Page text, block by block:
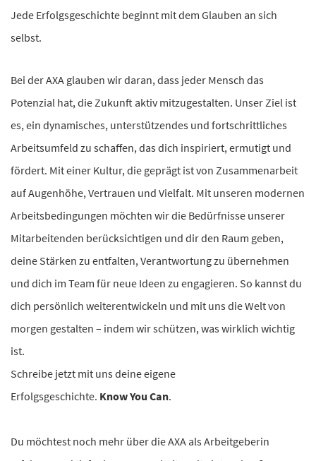
Jede Erfolgsgeschichte beginnt mit dem Glauben an sich
selbst.
Bei der AXA glauben wir daran, dass jeder Mensch das
Potenzial hat, die Zukunft aktiv mitzugestalten. Unser Ziel ist
es, ein dynamisches, unterstützendes und fortschrittliches
Arbeitsumfeld zu schaffen, das dich inspiriert, ermutigt und
fördert. Mit einer Kultur, die geprägt ist von Zusammenarbeit
auf Augenhöhe, Vertrauen und Vielfalt. Mit unseren modernen
Arbeitsbedingungen möchten wir die Bedürfnisse unserer
Mitarbeitenden berücksichtigen und dir den Raum geben,
deine Stärken zu entfalten, Verantwortung zu übernehmen
und dich im Team für neue Ideen zu engagieren. So kannst du
dich persönlich weiterentwickeln und mit uns die Welt von
morgen gestalten – indem wir schützen, was wirklich wichtig
ist.
Schreibe jetzt mit uns deine eigene
Erfolgsgeschichte. Know You Can.
Du möchtest noch mehr über die AXA als Arbeitgeberin